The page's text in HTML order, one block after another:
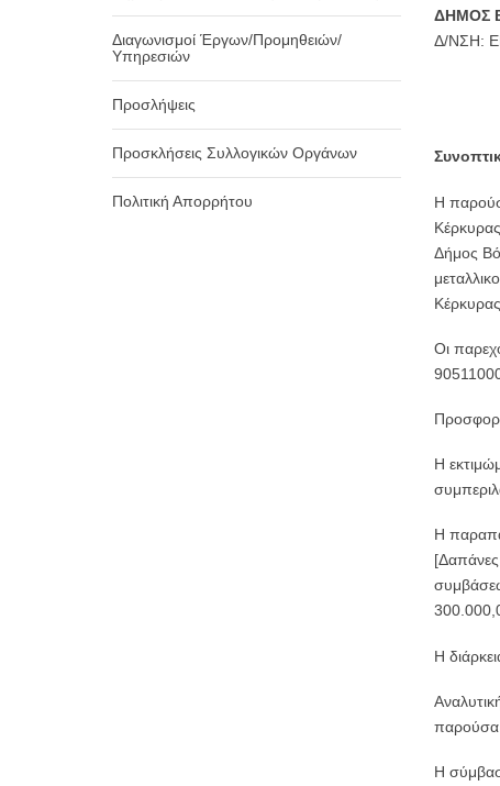
ΔΗΜΟΣ
Δ/ΝΣΗ:
H
Δήμος
Οι
Η
Η
Η
παρούσα
Η
Διαγωνισμοί Έργων/Προμηθειών/
Υπηρεσιών
Προσλήψεις
Προσκλήσεις Συλλογικών Οργάνων
Πολιτική Απορρήτου